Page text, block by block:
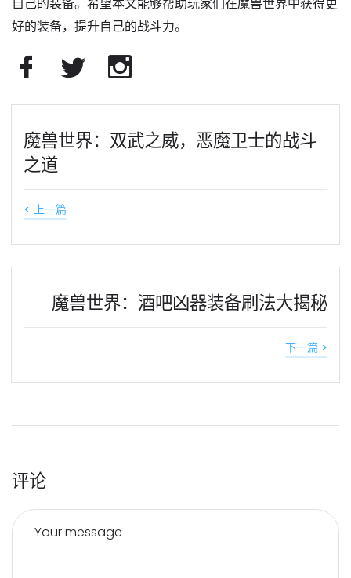
自己的装备。希望本文能够帮助玩家们在魔兽世界中获得更
好的装备，提升自己的战斗力。
魔兽世界：双武之威，恶魔卫士的战斗
之道
< 上一篇
魔兽世界：酒吧凶器装备刷法大揭秘
下一篇 >
评论
Your message